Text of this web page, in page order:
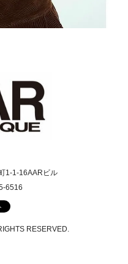
1-1-16AARビル
6516
RESERVED.